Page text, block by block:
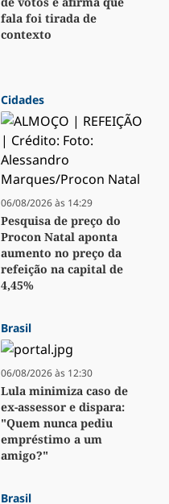
fala foi tirada de
contexto
Cidades
06/08/2026 às 14:29
Pesquisa de preço do
Procon Natal aponta
aumento no preço da
refeição na capital de
4,45%
Brasil
06/08/2026 às 12:30
Lula minimiza caso de
ex-assessor e dispara:
"Quem nunca pediu
empréstimo a um
amigo?"
Brasil